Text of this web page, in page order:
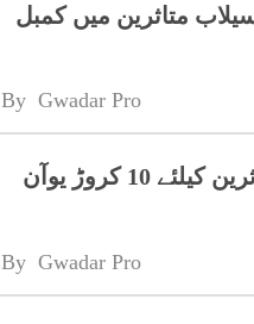
متاثرین میں کمبل
By Gwadar Pro
چین کا پاکستان کے سیلاب متاثرین کیلئے 10 کروڑ یوآن
By Gwadar Pro